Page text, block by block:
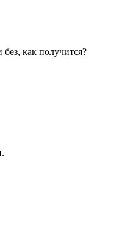
как получится?